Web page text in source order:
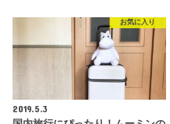
お気に入り
2019.5.3